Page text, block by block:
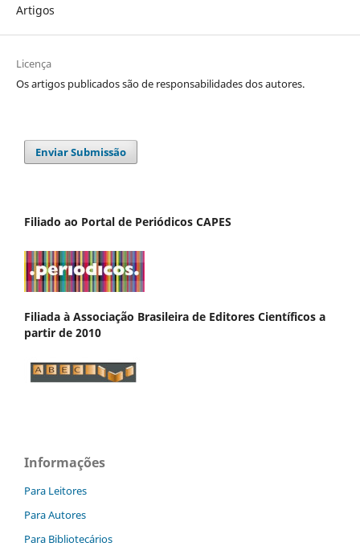
Artigos
Licença
Os artigos publicados são de responsabilidades dos autores.
Enviar Submissão
Filiado ao Portal de Periódicos CAPES
Filiada à Associação Brasileira de Editores Científicos a
partir de 2010
Informações
Para Leitores
Para Autores
Para Bibliotecários